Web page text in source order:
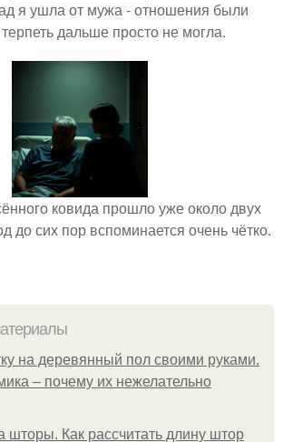
я ушла от мужа - отношения были
дальше просто не могла.
ковида прошло уже около двух
до сих пор вспоминается очень чётко.
на деревянный пол своими руками.
– почему их нежелательно
шторы. Как рассчитать длину штор